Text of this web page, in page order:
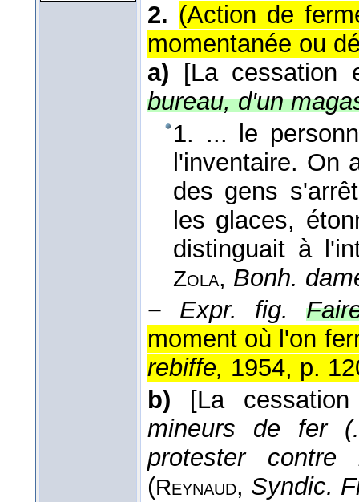
2. (Action de
momentanée ou
a)
[La cessation
bureau, d'un
1. ... le
l'inventaire. On
des gens
les glaces,
distinguait à
Zola, Bonh.
− Expr. fig.
moment où l'on
rebiffe, 1954, p.
b)
[La
mineurs de fer
protester
(Reynaud, Syndic.